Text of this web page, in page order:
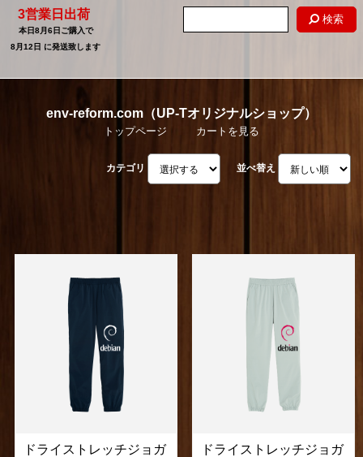
3営業日出荷
本日8月6日 ご購入で
8月12日 に発送致します
検索
env-reform.com（UP-Tオリジナルショップ）
トップページ カートを見る
カテゴリ 並べ替え
ドライストレッチジョガ
ドライストレッチジョガ